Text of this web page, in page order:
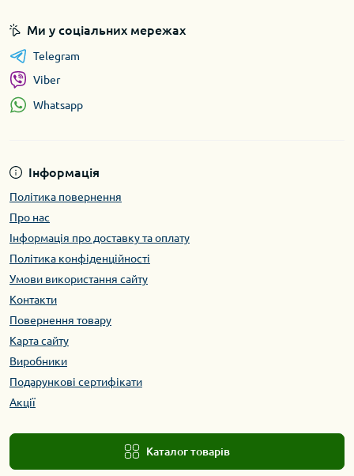
Інформація
Політика повернення
Про нас
Інформація про доставку та оплату
Політика конфіденційності
Умови використання сайту
Контакти
Повернення товару
Карта сайту
Виробники
Подарункові сертифікати
Акції
Каталог товарів
Ми у соціальних мережах
Telegram
Viber
Whatsapp